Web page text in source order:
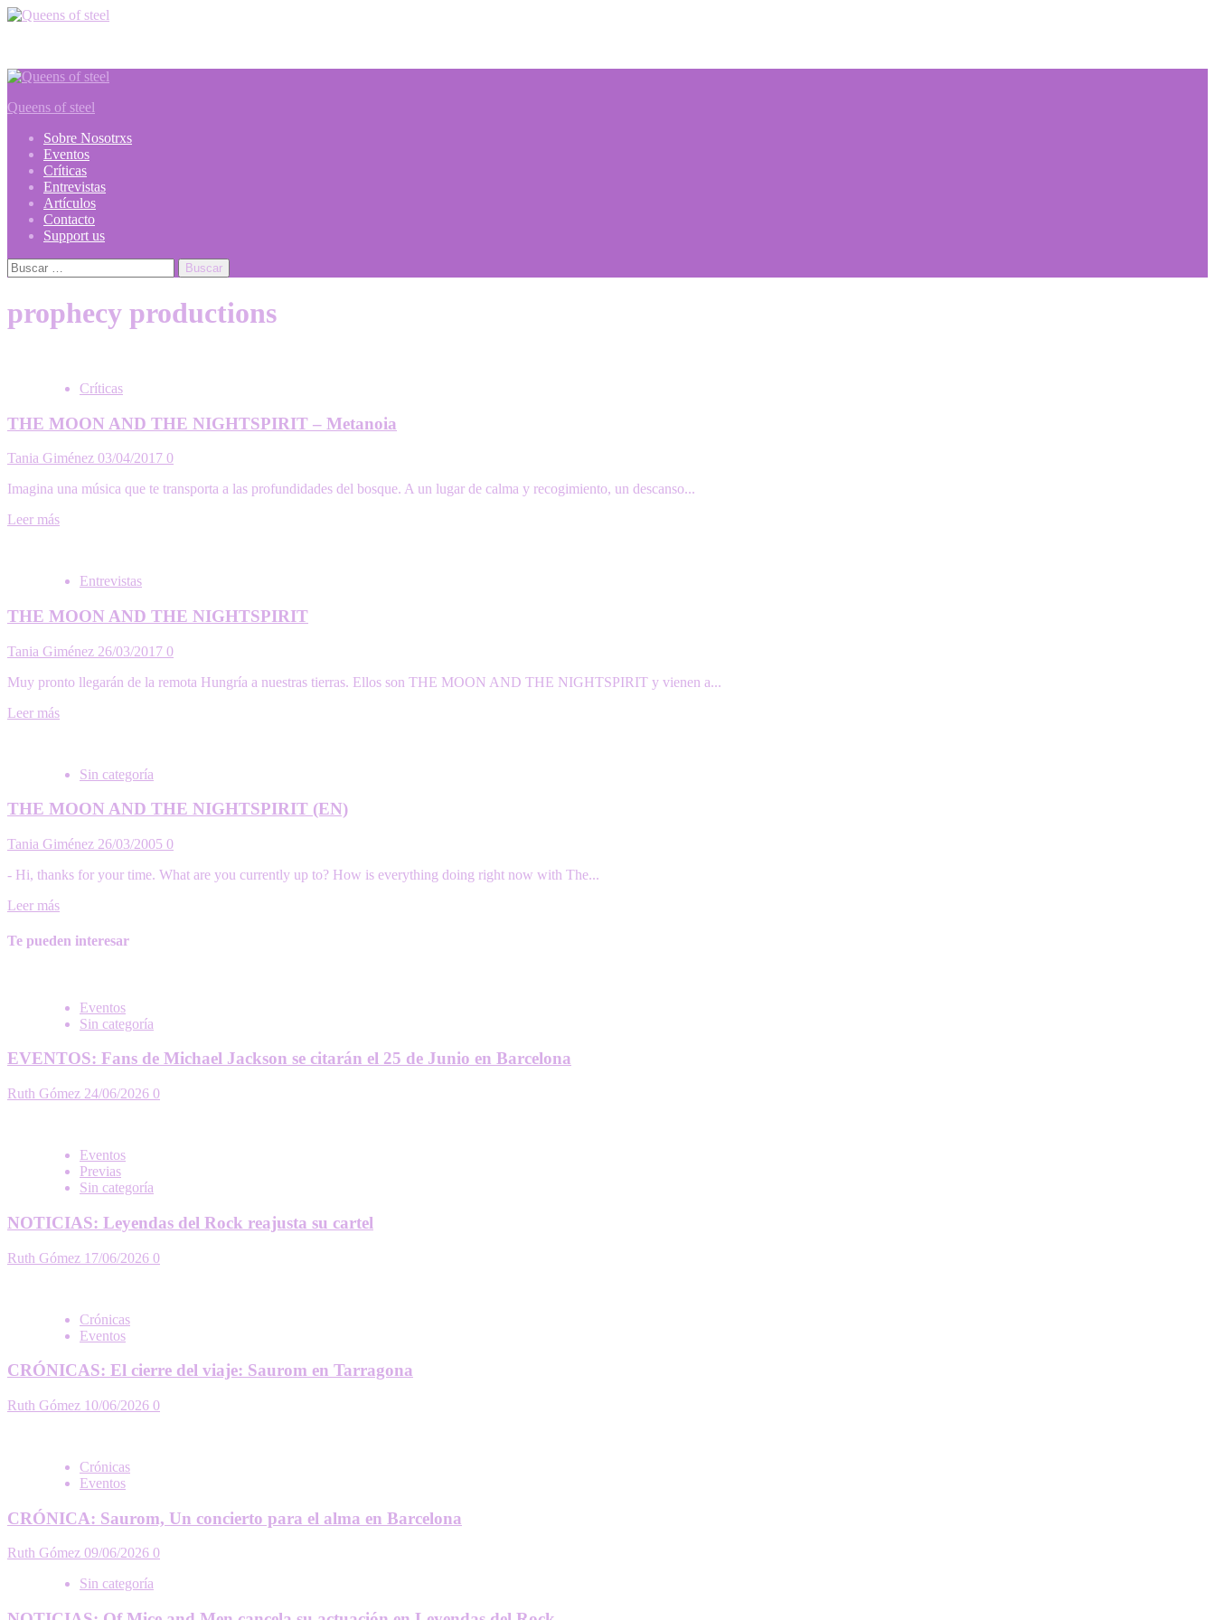
Saltar
Menú
Queens of steel
Sobre Nosotrxs
Eventos
Críticas
Entrevistas
Artículos
Contacto
Support us
Buscar:
prophecy productions
Críticas
THE MOON AND THE NIGHTSPIRIT – Metanoia
Tania Giménez 03/04/2017 0
Imagina una música que te transporta a las profundidades del bosque. A un lugar de calma y recogimiento, un descanso...
Leer más
Entrevistas
THE MOON AND THE NIGHTSPIRIT
Tania Giménez 26/03/2017 0
Muy pronto llegarán de la remota Hungría a nuestras tierras. Ellos son THE MOON AND THE NIGHTSPIRIT y vienen a...
Leer más
Sin categoría
THE MOON AND THE NIGHTSPIRIT (EN)
Tania Giménez 26/03/2005 0
- Hi, thanks for your time. What are you currently up to? How is everything doing right now with The...
Leer más
Te pueden interesar
Eventos
Sin categoría
EVENTOS: Fans de Michael Jackson se citarán el 25 de Junio en Barcelona
Ruth Gómez 24/06/2026 0
Eventos
Previas
Sin categoría
NOTICIAS: Leyendas del Rock reajusta su cartel
Ruth Gómez 17/06/2026 0
Crónicas
Eventos
CRÓNICAS: El cierre del viaje: Saurom en Tarragona
Ruth Gómez 10/06/2026 0
Crónicas
Eventos
CRÓNICA: Saurom, Un concierto para el alma en Barcelona
Ruth Gómez 09/06/2026 0
Sin categoría